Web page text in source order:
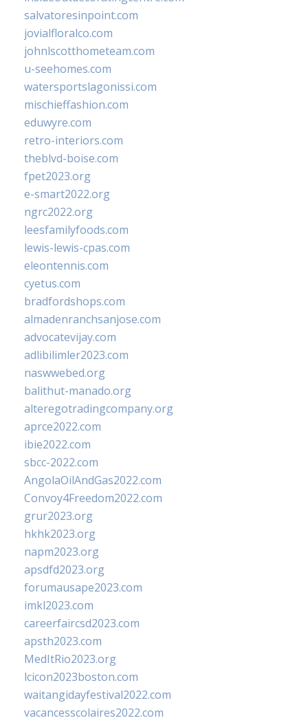
salvatoresinpoint.com
jovialfloralco.com
johnlscotthometeam.com
u-seehomes.com
watersportslagonissi.com
mischieffashion.com
eduwyre.com
retro-interiors.com
theblvd-boise.com
fpet2023.org
e-smart2022.org
ngrc2022.org
leesfamilyfoods.com
lewis-lewis-cpas.com
eleontennis.com
cyetus.com
bradfordshops.com
almadenranchsanjose.com
advocatevijay.com
adlibilimler2023.com
naswwebed.org
balithut-manado.org
alteregotradingcompany.org
aprce2022.com
ibie2022.com
sbcc-2022.com
AngolaOilAndGas2022.com
Convoy4Freedom2022.com
grur2023.org
hkhk2023.org
napm2023.org
apsdfd2023.org
forumausape2023.com
imkl2023.com
careerfaircsd2023.com
apsth2023.com
MedItRio2023.org
lcicon2023boston.com
waitangidayfestival2022.com
vacancesscolaires2022.com